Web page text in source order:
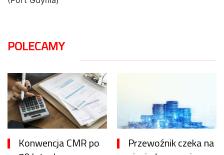
POLECAMY
Konwencja CMR po
Przewoźnik czeka na